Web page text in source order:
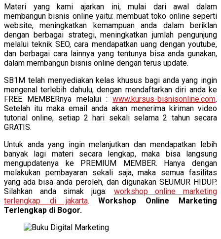
Materi yang kami ajarkan ini, mulai dari awal dalam
membangun bisnis online yaitu: membuat toko online seperti
website, meningkatkan kemampuan anda dalam beriklan
dengan berbagai strategi, meningkatkan jumlah pengunjung
melalui teknik SEO, cara mendapatkan uang dengan youtube,
dan berbagai cara lainnya yang tentunya bisa anda gunakan,
dalam membangun bisnis online dengan terus update.
SB1M telah menyediakan kelas khusus bagi anda yang ingin
mengenal terlebih dahulu, dengan mendaftarkan diri anda ke
FREE MEMBERnya melalui : www.kursus-bisnisonline.com.
Setelah itu maka email anda akan menerima kiriman video
tutorial online, setiap 2 hari sekali selama 2 tahun secara
GRATIS.
Untuk anda yang ingin melanjutkan dan mendapatkan lebih
banyak lagi materi secara lengkap, maka bisa langsung
mengupdatenya ke PREMIUM MEMBER. Hanya dengan
melakukan pembayaran sekali saja, maka semua fasilitas
yang ada bisa anda peroleh, dan digunakan SEUMUR HIDUP.
Silahkan anda simak juga: workshop online marketing
terlengkap di jakarta.Workshop Online Marketing
Terlengkap di Bogor.